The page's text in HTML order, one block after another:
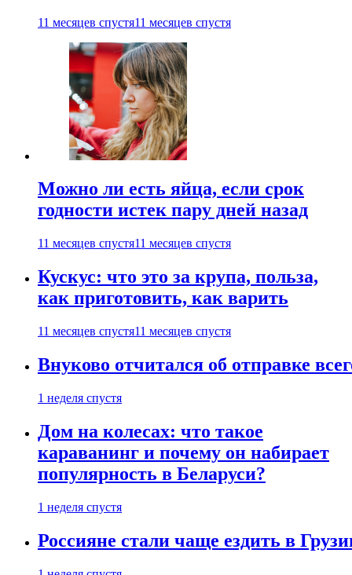
11 месяцев спустя11 месяцев спустя
Можно ли есть яйца, если срок
годности истек пару дней назад
11 месяцев спустя11 месяцев спустя
Кускус: что это за крупа, польза,
как приготовить, как варить
11 месяцев спустя11 месяцев спустя
Внуково отчитался об отправке
1 неделя спустя
Дом на колесах: что такое
караванинг и почему он набирает
популярность в Беларуси?
1 неделя спустя
Россияне стали чаще ездить в